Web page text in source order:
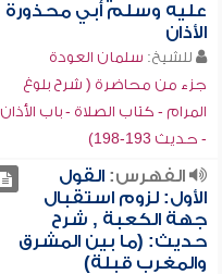
عليه وسلم أبي محذورة
الأذان
للشيخ: سلمان العودة
جزء من محاضرة ( شرح بلوغ
المرام - كتاب الصلاة - باب الأذان
- حديث 193-198)
الفهرس:القول
الأول: لزوم استقبال
جهة الكعبة , شرح
حديث: (ما بين المشرق
والمغرب قبلة)